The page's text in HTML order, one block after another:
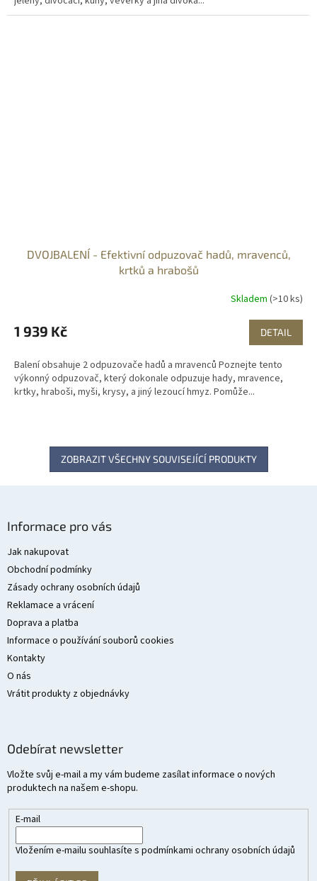
DVOJBALENÍ - Efektivní odpuzovač hadů, mravenců,
krtků a hrabošů
Skladem (>10 ks)
1 939 Kč DETAIL
Balení obsahuje 2 odpuzovače hadů a mravenců Poznejte tento
výkonný odpuzovač, který dokonale odpuzuje hady, mravence,
krtky, hraboši, myši, krysy, a jiný lezoucí hmyz. Pomůže...
ZOBRAZIT VŠECHNY SOUVISEJÍCÍ PRODUKTY
Informace pro vás
Jak nakupovat
Obchodní podmínky
Zásady ochrany osobních údajů
Reklamace a vrácení
Doprava a platba
Informace o používání souborů cookies
Kontakty
O nás
Vrátit produkty z objednávky
Odebírat newsletter
Vložte svůj e-mail a my vám budeme zasílat informace o nových
produktech na našem e-shopu.
E-mail
Vložením e-mailu souhlasíte s podmínkami ochrany osobních údajů